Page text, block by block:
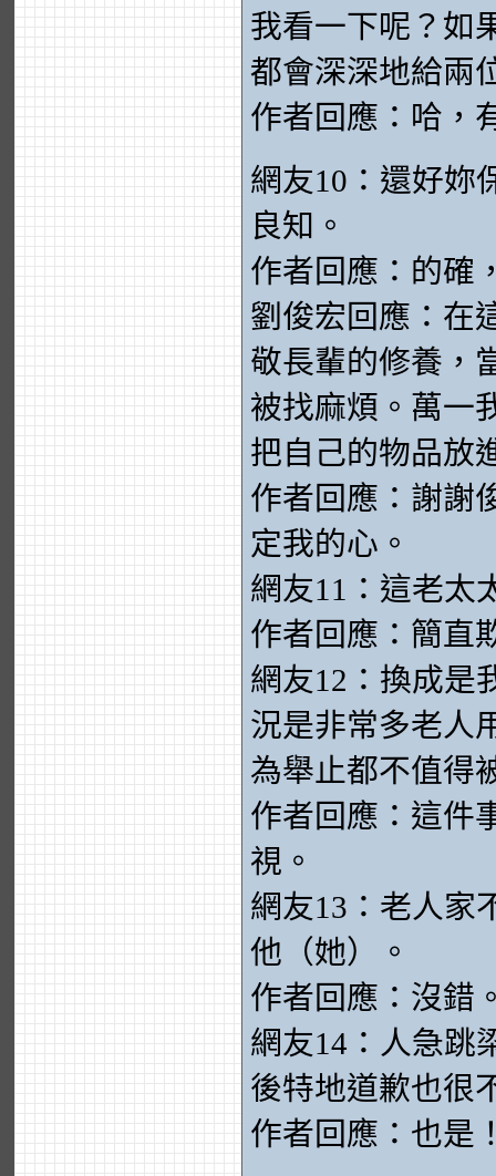
我看一下呢？如
都會深深地給兩
作者回應：哈，
網友10：還好妳
良知。
作者回應：的確
劉俊宏回應：在
敬長輩的修養，
被找麻煩。萬一
把自己的物品放
作者回應：謝謝
定我的心。
網友11：這老太
作者回應：簡直
網友12：換成是
況是非常多老人
為舉止都不值得
作者回應：這件
視。
網友13：老人家
他（她）。
作者回應：沒錯
網友14：人急跳
後特地道歉也很
作者回應：也是